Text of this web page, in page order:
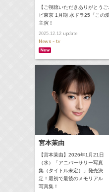
【ご視聴いただきありがとう
ビ東京 1月期 水ドラ25「この
主演！
2025.12.12update
News - tv
宮本茉由
【宮本茉由】2026年1月21日
（水）「アニバーサリー写真
集（タイトル未定）」発売決
定！最初で最後のメモリアル
写真集！